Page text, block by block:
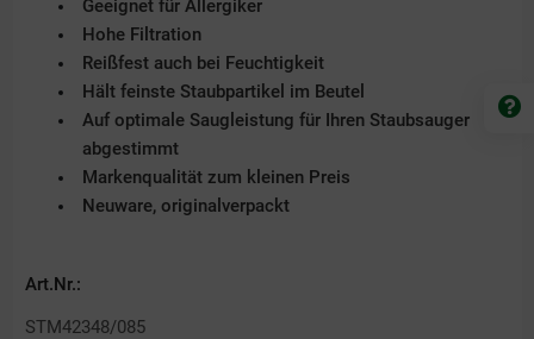
Geeignet für Allergiker
Hohe Filtration
Reißfest auch bei Feuchtigkeit
Hält feinste Staubpartikel im Beutel
Auf optimale Saugleistung für Ihren Staubsauger
abgestimmt
Markenqualität zum kleinen Preis
Neuware, originalverpackt
Art.Nr.:
STM42348/085